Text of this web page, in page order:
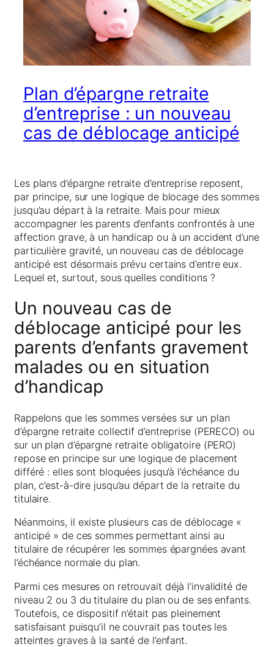
Plan d’épargne retraite
d’entreprise : un nouveau
cas de déblocage anticipé
Les plans d’épargne retraite d’entreprise reposent,
par principe, sur une logique de blocage des sommes
jusqu’au départ à la retraite. Mais pour mieux
accompagner les parents d’enfants confrontés à une
affection grave, à un handicap ou à un accident d’une
particulière gravité, un nouveau cas de déblocage
anticipé est désormais prévu certains d’entre eux.
Lequel et, surtout, sous quelles conditions ?
Un nouveau cas de
déblocage anticipé pour les
parents d’enfants gravement
malades ou en situation
d’handicap
Rappelons que les sommes versées sur un plan
d’épargne retraite collectif d’entreprise (PERECO) ou
sur un plan d’épargne retraite obligatoire (PERO)
repose en principe sur une logique de placement
différé : elles sont bloquées jusqu’à l’échéance du
plan, c’est-à-dire jusqu’au départ de la retraite du
titulaire.
Néanmoins, il existe plusieurs cas de déblocage «
anticipé » de ces sommes permettant ainsi au
titulaire de récupérer les sommes épargnées avant
l’échéance normale du plan.
Parmi ces mesures on retrouvait déjà l’invalidité de
niveau 2 ou 3 du titulaire du plan ou de ses enfants.
Toutefois, ce dispositif n’était pas pleinement
satisfaisant puisqu’il ne couvrait pas toutes les
atteintes graves à la santé de l’enfant.